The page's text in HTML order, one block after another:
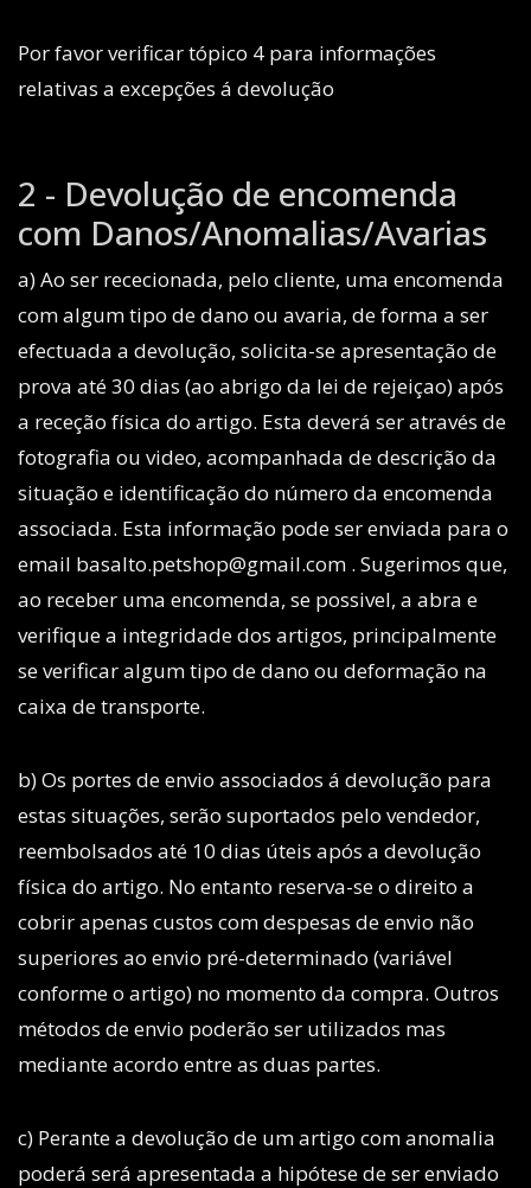
Por favor verificar tópico 4 para informações
relativas a excepções á devolução
2 - Devolução de encomenda
com Danos/Anomalias/Avarias
a) Ao ser rececionada, pelo cliente, uma encomenda
com algum tipo de dano ou avaria, de forma a ser
efectuada a devolução, solicita-se apresentação de
prova até 30 dias (ao abrigo da lei de rejeiçao) após
a receção física do artigo. Esta deverá ser através de
fotografia ou video, acompanhada de descrição da
situação e identificação do número da encomenda
associada. Esta informação pode ser enviada para o
email basalto.petshop@gmail.com . Sugerimos que,
ao receber uma encomenda, se possivel, a abra e
verifique a integridade dos artigos, principalmente
se verificar algum tipo de dano ou deformação na
caixa de transporte.
b) Os portes de envio associados á devolução para
estas situações, serão suportados pelo vendedor,
reembolsados até 10 dias úteis após a devolução
física do artigo. No entanto reserva-se o direito a
cobrir apenas custos com despesas de envio não
superiores ao envio pré-determinado (variável
conforme o artigo) no momento da compra. Outros
métodos de envio poderão ser utilizados mas
mediante acordo entre as duas partes.
c) Perante a devolução de um artigo com anomalia
poderá será apresentada a hipótese de ser enviado